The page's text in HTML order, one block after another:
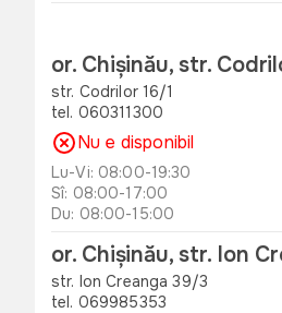
or. Chișinău, str.
str. Codrilor 16/1
tel. 060311300
Nu e disponibil
Lu-Vi: 08:00-19:30
Sî: 08:00-17:00
Du: 08:00-15:00
or. Chișinău, str. Ion
str. Ion Creanga 39/3
tel. 069985353